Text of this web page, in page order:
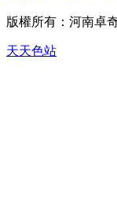
版權所有： 河南卓
天天色站